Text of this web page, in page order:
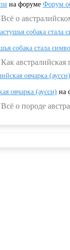
на форуме Форум
о
собака
собака стала
овчарка (аусси)
овчарка (аусси) на
о породе